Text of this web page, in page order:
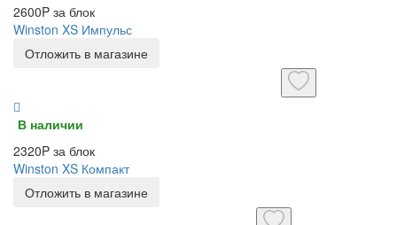
2600P за блок
Winston XS Импульс
Отложить в магазине
В наличии
2320P за блок
Winston XS Компакт
Отложить в магазине